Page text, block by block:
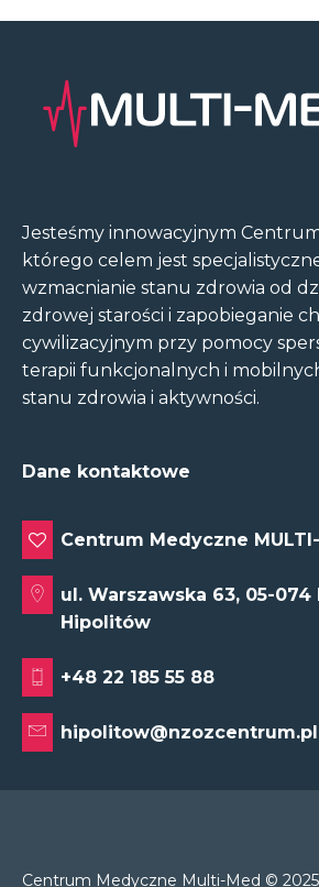
Jesteśmy innowacyjnym
którego celem jest
wzmacnianie stanu zdrowia od
zdrowej starości i zapobieganie
cywilizacyjnym przy pomocy
terapii funkcjonalnych i
stanu zdrowia i aktywności.
Dane kontaktowe
Centrum Medyczne
ul. Warszawska 63, 05-074
Hipolitów
+48 22 185 55 88
hipolitow@nzozcentrum.pl
Centrum Medyczne Multi-Med ©